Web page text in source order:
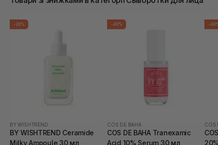
-20%
BY WISHTREND
BY WISHTREND Ceramide
Milky Ampoule 30 мл
-40%
COS DE BAHA
COS DE BAHA Tranexamic
Acid 10% Serum 30 мл
-
COS